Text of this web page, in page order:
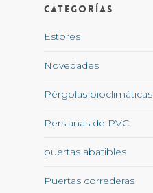
Categorías
Estores
Novedades
Pérgolas bioclimáticas
Persianas de PVC
puertas abatibles
Puertas correderas